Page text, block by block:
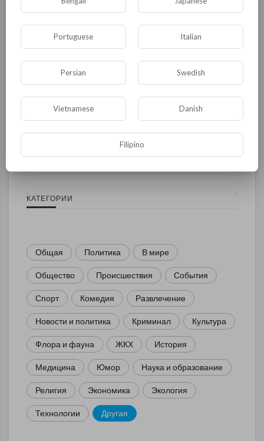
Комментариев нет
КАТЕГОРИИ
Общая Политика В мире
Общество Происшествия События
Спорт Комедия Развлечение
Новости и политика Криминал Культура
Флора и фауна ЖКХ История
Медицина Юмор Наука и образование
Религия Экономика Экология
Технологии Другая
Portuguese Italian
Persian Swedish
Vietnamese Danish
Filipino